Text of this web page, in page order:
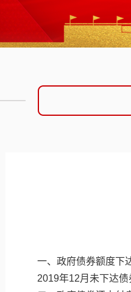
一、政府债券额度下
2019年12月未下达债